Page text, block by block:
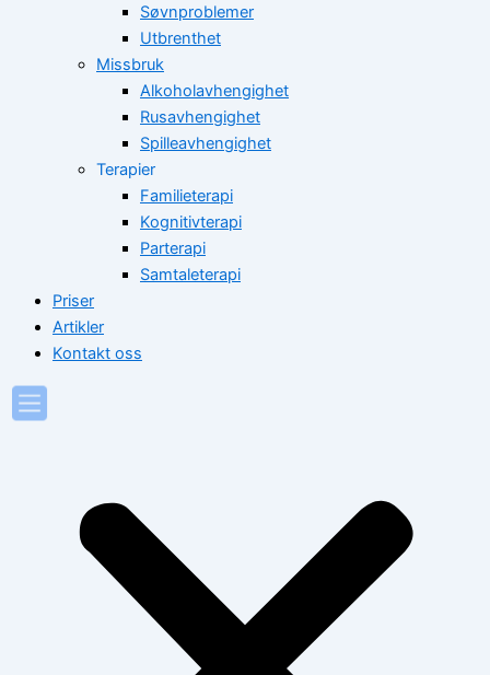
Søvnproblemer
Utbrenthet
Missbruk
Alkoholavhengighet
Rusavhengighet
Spilleavhengighet
Terapier
Familieterapi
Kognitivterapi
Parterapi
Samtaleterapi
Priser
Artikler
Kontakt oss